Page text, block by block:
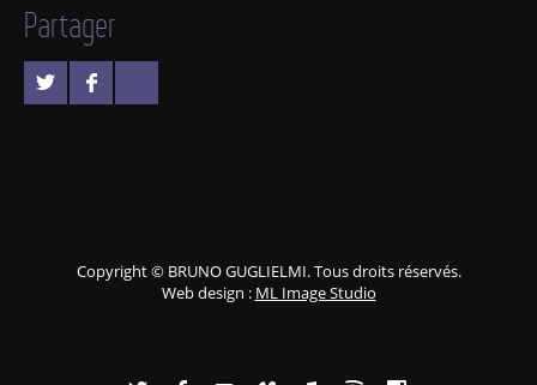
Partager
Copyright © BRUNO GUGLIELMI. Tous droits réservés.
Web design : ML Image Studio